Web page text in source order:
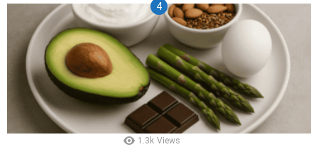
1.3k Views